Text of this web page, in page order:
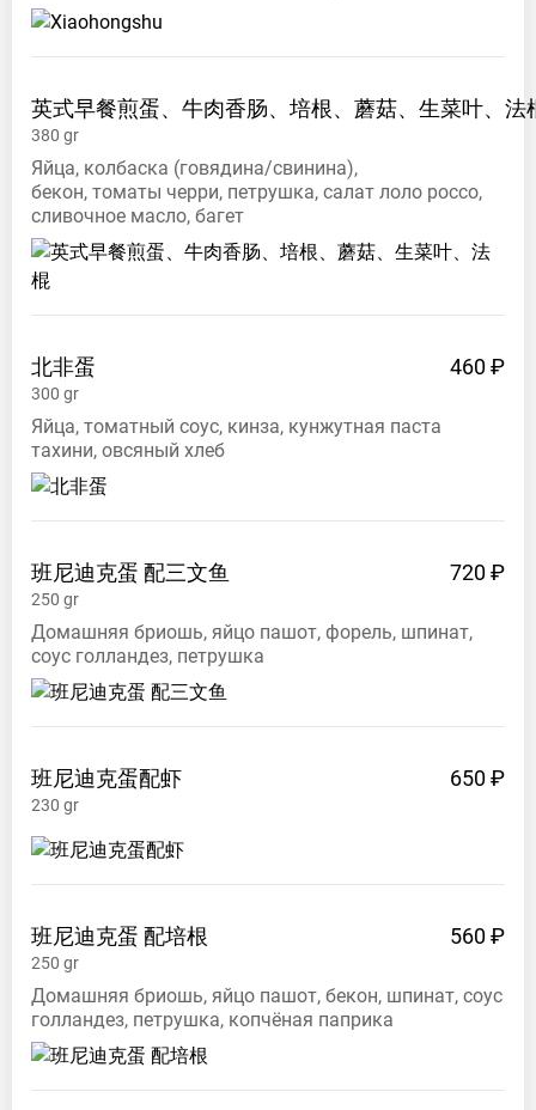
Вс8:30
AM
–
9:00
PM
Instagram
ovsyanka_bistro
Facebook
Telegram
kafe_ovsanka
Телефон
+79146709529
英式早餐煎蛋、牛肉香肠、培根、蘑菇、生菜叶、法
380 gr
Яйца, колбаска (говядина/свинина),
бекон, томаты черри, петрушка, салат лоло россо,
сливочное масло, багет
北非蛋 460 ₽
300 gr
Яйца, томатный соус, кинза, кунжутная паста
тахини, овсяный хлеб
班尼迪克蛋 配三文鱼 720 ₽
250 gr
Домашняя бриошь, яйцо пашот, форель, шпинат,
соус голландез, петрушка
班尼迪克蛋配虾 650 ₽
230 gr
班尼迪克蛋 配培根 560 ₽
250 gr
Домашняя бриошь, яйцо пашот, бекон, шпинат, соус
голландез, петрушка, копчёная паприка